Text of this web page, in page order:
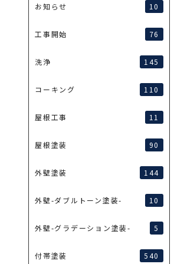
お知らせ 10
工事開始 76
洗浄 145
コーキング 110
屋根工事 11
屋根塗装 90
外壁塗装 144
外壁-ダブルトーン塗装- 10
外壁-グラデーション塗装- 5
付帯塗装 540